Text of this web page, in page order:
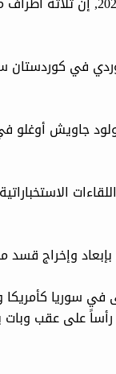
في كوردستان
جاويش أوغلو
وإخراج قسد
سوريا كأمريكا
على عقب وبات